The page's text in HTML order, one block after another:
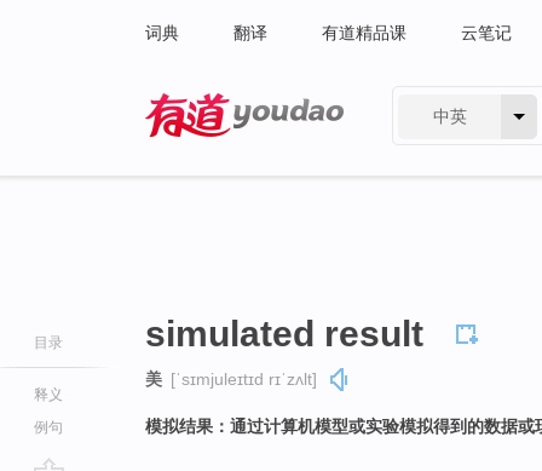
词典 翻译 有道精品课 云笔记
中英
目录
释义
例句
simulated result
美 [ˈsɪmjuleɪtɪd rɪˈzʌlt]
模拟结果：通过计算机模型或实验模拟得到的数据或